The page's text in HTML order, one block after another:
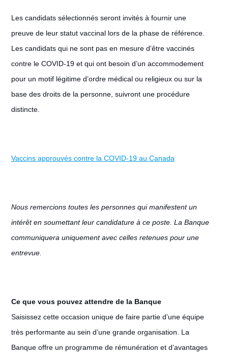
Les candidats sélectionnés seront invités à fournir une
preuve de leur statut vaccinal lors de la phase de référence.
Les candidats qui ne sont pas en mesure d'être vaccinés
contre le COVID-19 et qui ont besoin d’un accommodement
pour un motif légitime d’ordre médical ou religieux ou sur la
base des droits de la personne, suivront une procédure
distincte.
Vaccins approuvés contre la COVID-19 au Canada
Nous remercions toutes les personnes qui manifestent un
intérêt en soumettant leur candidature à ce poste. La Banque
communiquera uniquement avec celles retenues pour une
entrevue.
Ce que vous pouvez attendre de la Banque
Saisissez cette occasion unique de faire partie d’une équipe
très performante au sein d’une grande organisation. La
Banque offre un programme de rémunération et d’avantages